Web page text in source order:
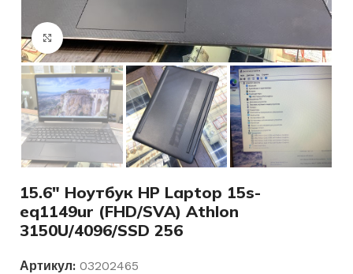
Нажмите, чтобы увеличить
15.6″ Ноутбук HP Laptop 15s-
eq1149ur (FHD/SVA) Athlon
3150U/4096/SSD 256
Артикул: 03202465